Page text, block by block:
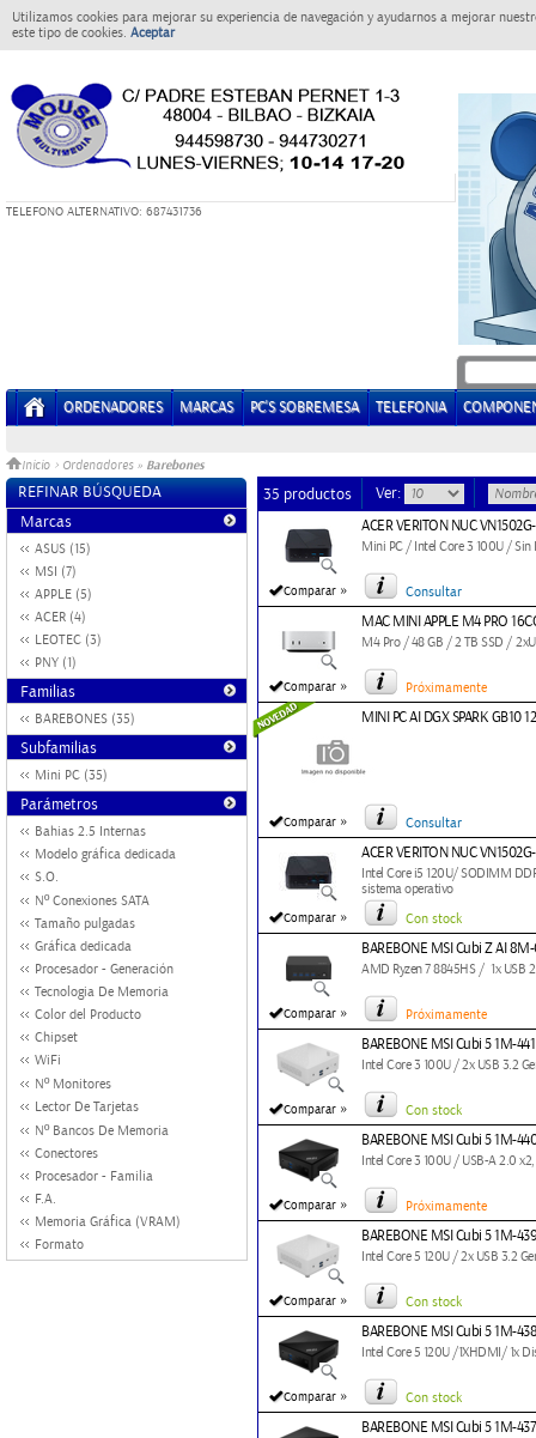
Utilizamos cookies para mejorar su experiencia de navegación y ayudarnos a mejorar
este tipo de cookies. Aceptar
TELEFONO ALTERNATIVO: 687431736
ORDENADORES MARCAS PC'S SOBREMESA TELEFONIA
Inicio > Ordenadores » Barebones
REFINAR BÚSQUEDA
Marcas
ASUS (15)
MSI (7)
APPLE (5)
ACER (4)
LEOTEC (3)
PNY (1)
Familias
BAREBONES (35)
Subfamilias
Mini PC (35)
Parámetros
Bahias 2.5 Internas
Modelo gráfica dedicada
S.O.
Nº Conexiones SATA
Tamaño pulgadas
Gráfica dedicada
Procesador - Generación
Tecnologia De Memoria
Color del Producto
Chipset
WiFi
Nº Monitores
Lector De Tarjetas
Nº Bancos De Memoria
Conectores
Procesador - Familia
F.A.
Memoria Gráfica (VRAM)
Formato
35 productos Ver:
Comparar »
ACER VERITON NUC
Mini PC / Intel Core 3 100U / Sin
Consultar
Comparar »
MAC MINI APPLE M4 PRO
M4 Pro / 48 GB / 2 TB SSD /
Próximamente
Comparar »
MINI PC AI DGX SPARK GB10
Consultar
Comparar »
ACER VERITON NUC
Intel Core i5 120U/ SODIMM
sistema operativo
Con stock
Comparar »
BAREBONE MSI Cubi Z AI
AMD Ryzen 7 8845HS / 1x USB
Próximamente
Comparar »
BAREBONE MSI Cubi 5 1M-
Intel Core 3 100U / 2x USB 3.2
Con stock
Comparar »
BAREBONE MSI Cubi 5 1M-
Intel Core 3 100U / USB-A 2.0
Próximamente
Comparar »
BAREBONE MSI Cubi 5 1M-
Intel Core 5 120U / 2x USB 3.2
Con stock
Comparar »
BAREBONE MSI Cubi 5 1M-
Intel Core 5 120U /1XHDMI/ 1x
Con stock
BAREBONE MSI Cubi 5 1M-